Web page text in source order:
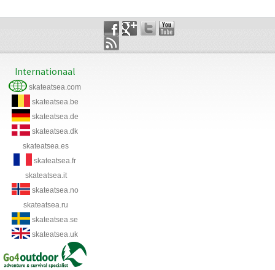
Internationaal
skateatsea.com
skateatsea.be
skateatsea.de
skateatsea.dk
skateatsea.es
skateatsea.fr
skateatsea.it
skateatsea.no
skateatsea.ru
skateatsea.se
skateatsea.uk